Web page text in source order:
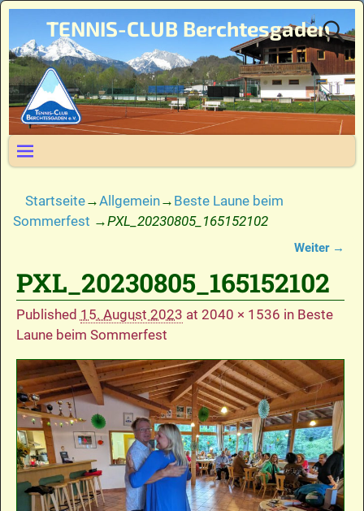
TENNIS-CLUB Berchtesgaden
Startseite→Allgemein→ Beste Laune beim
Sommerfest →PXL_20230805_165152102
Weiter →
PXL_20230805_165152102
Published 15. August 2023 at 2040 × 1536 in Beste
Laune beim Sommerfest